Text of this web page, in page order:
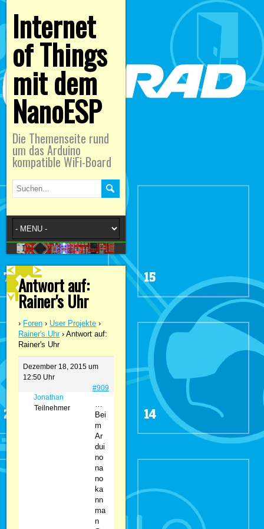
Internet
of Things
mit dem
NanoESP
Die Themenseite rund
um das Arduino
kompatible WiFi-Board
Antwort auf:
Rainer's Uhr
› Foren › User Projekte ›
Rainer's Uhr › Antwort auf:
Rainer's Uhr
Dezember 18, 2015 um
12:50 Uhr
#909
Jonathan
Teilnehmer
…
Bei
m
Ar
dui
no
na
no
ka
nn
ma
n